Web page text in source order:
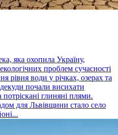
яка охопила Україну,
проблем сучасності
рівня води у річках, озерах та
почали висихати
глиняні плями.
для Львівщини стало село